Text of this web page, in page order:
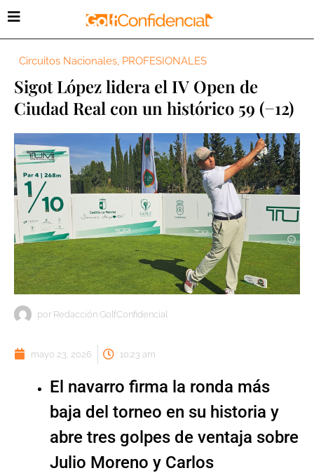
Circuitos Nacionales, PROFESIONALES
Sigot López lidera el IV Open de
Ciudad Real con un histórico 59 (−12)
por Redacción GolfConfidencial
mayo 23, 2026 10:23 am
El navarro firma la ronda más
baja del torneo en su historia y
abre tres golpes de ventaja sobre
Julio Moreno y Carlos